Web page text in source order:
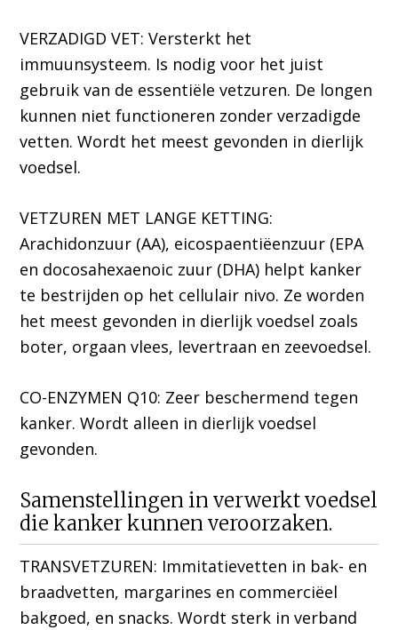
VERZADIGD VET: Versterkt het
immuunsysteem. Is nodig voor het juist
gebruik van de essentiële vetzuren. De longen
kunnen niet functioneren zonder verzadigde
vetten. Wordt het meest gevonden in dierlijk
voedsel.
VETZUREN MET LANGE KETTING:
Arachidonzuur (AA), eicospaentiëenzuur (EPA
en docosahexaenoic zuur (DHA) helpt kanker
te bestrijden op het cellulair nivo. Ze worden
het meest gevonden in dierlijk voedsel zoals
boter, orgaan vlees, levertraan en zeevoedsel.
CO-ENZYMEN Q10: Zeer beschermend tegen
kanker. Wordt alleen in dierlijk voedsel
gevonden.
Samenstellingen in verwerkt voedsel
die kanker kunnen veroorzaken.
TRANSVETZUREN: Immitatievetten in bak- en
braadvetten, margarines en commerciëel
bakgoed, en snacks. Wordt sterk in verband